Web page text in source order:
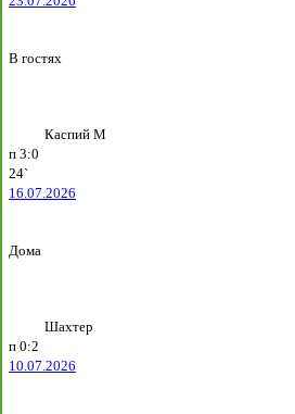
В гостях
Каспий М
п 3:0
24`
16.07.2026
Дома
Шахтер
п 0:2
10.07.2026